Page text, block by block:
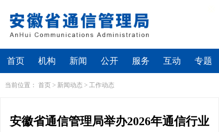
首页 机构 新闻 公开 服务 互动 专题
当前位置： 首页 > 新闻动态 > 工作动态
安徽省通信管理局举办2026年通信行业